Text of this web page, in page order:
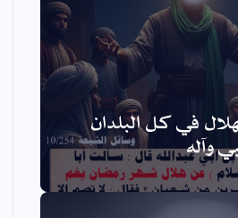
في كل البلدان
وآله